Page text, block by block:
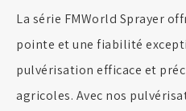
La série FMWorld Sprayer
pointe et une fiabilité
pulvérisation efficace et
agricoles. Avec nos